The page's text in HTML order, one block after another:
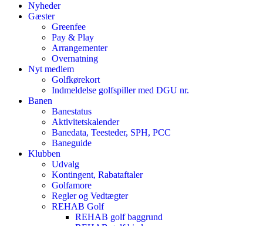
Nyheder
Gæster
Greenfee
Pay & Play
Arrangementer
Overnatning
Nyt medlem
Golfkørekort
Indmeldelse golfspiller med DGU nr.
Banen
Banestatus
Aktivitetskalender
Banedata, Teesteder, SPH, PCC
Baneguide
Klubben
Udvalg
Kontingent, Rabataftaler
Golfamore
Regler og Vedtægter
REHAB Golf
REHAB golf baggrund